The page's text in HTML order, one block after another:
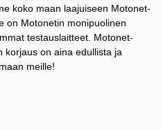
koko maan laajuiseen Motonet-
on Motonetin monipuolinen
testauslaitteet. Motonet-
korjaus on aina edullista ja
meille!